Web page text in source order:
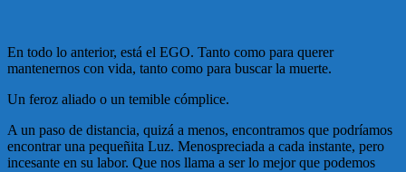
En todo lo anterior, está el EGO. Tanto como para querer
mantenernos con vida, tanto como para buscar la muerte.
Un feroz aliado o un temible cómplice.
A un paso de distancia, quizá a menos, encontramos que podríamos
encontrar una pequeñita Luz. Menospreciada a cada instante, pero
incesante en su labor. Que nos llama a ser lo mejor que podemos